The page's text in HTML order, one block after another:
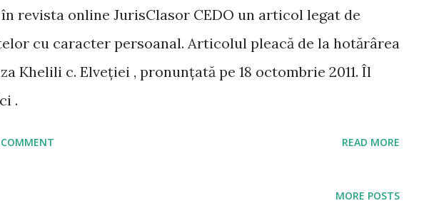
revista online JurisClasor CEDO un articol legat de
cu caracter persoanal. Articolul pleacă de la hotărârea
Khelili c. Elveției , pronunțată pe 18 octombrie 2011. Îl
.
READ MORE
MORE POSTS